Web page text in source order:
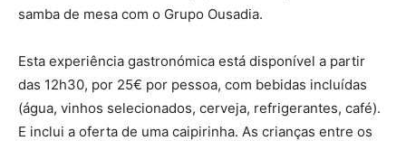
samba de mesa com o Grupo Ousadia.
Esta experiência gastronómica está disponível a partir
das 12h30, por 25€ por pessoa, com bebidas incluídas
(água, vinhos selecionados, cerveja, refrigerantes, café).
E inclui a oferta de uma caipirinha. As crianças entre os